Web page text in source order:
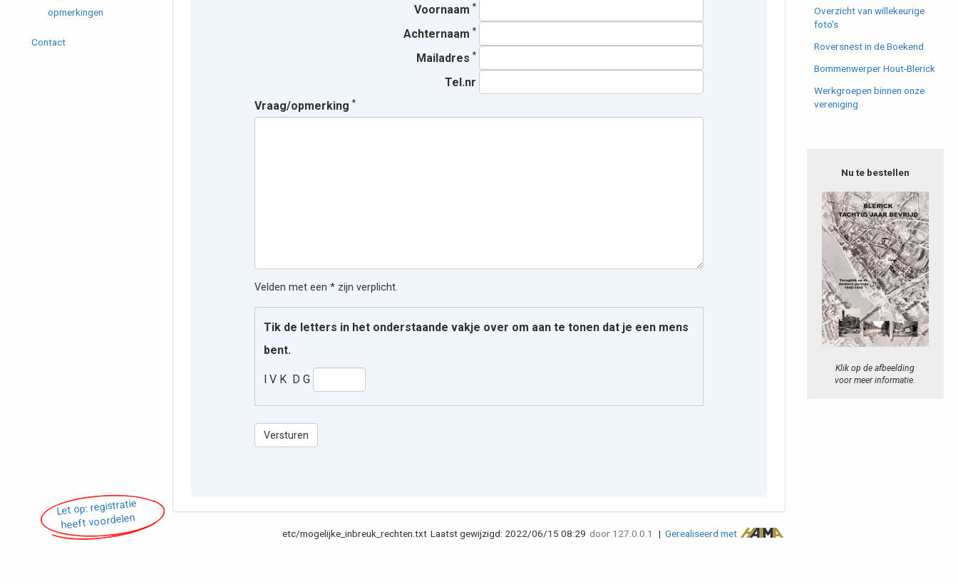
Let op: registratie
heeft voordelen
opmerkingen
Contact
Voornaam *
Achternaam *
Mailadres *
Tel.nr
Vraag/opmerking*
Velden met een * zijn verplicht.
Tik de letters in het onderstaande vakje over om aan te tonen dat je een mens
bent.
I V K D G
Versturen
etc/mogelijke_inbreuk_rechten.txt Laatst gewijzigd: 2022/06/15 08:29 door 127.0.0.1 | Gerealiseerd met
Overzicht van willekeurige
foto's
Roversnest in de Boekend
Bommenwerper Hout-Blerick
Werkgroepen binnen onze
vereniging
Nu te bestellen
Klik op de afbeelding
voor meer informatie.